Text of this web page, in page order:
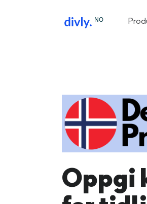
NO
Oppgi